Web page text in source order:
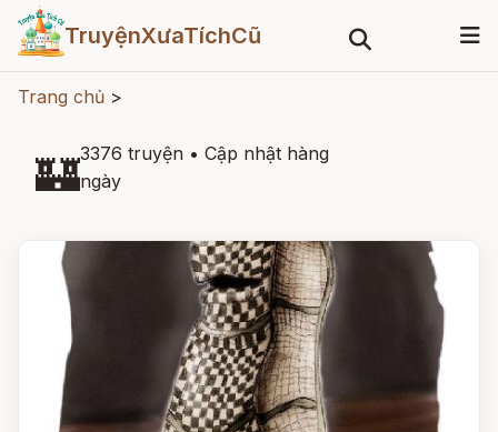
TruyệnXưaTíchCũ
Trang chủ >
🏰3376 truyện • Cập nhật hàng
ngày